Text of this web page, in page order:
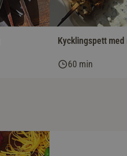
Kycklingspett
60 min